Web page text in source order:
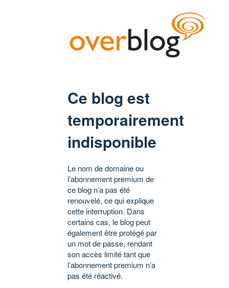
Ce blog est
temporairement
indisponible
Le nom de domaine ou
l’abonnement premium de
ce blog n’a pas été
renouvelé, ce qui explique
cette interruption. Dans
certains cas, le blog peut
également être protégé par
un mot de passe, rendant
son accès limité tant que
l’abonnement premium n’a
pas été réactivé.